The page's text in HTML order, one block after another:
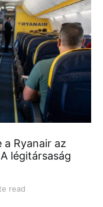
Ryanair az
légitársaság
read